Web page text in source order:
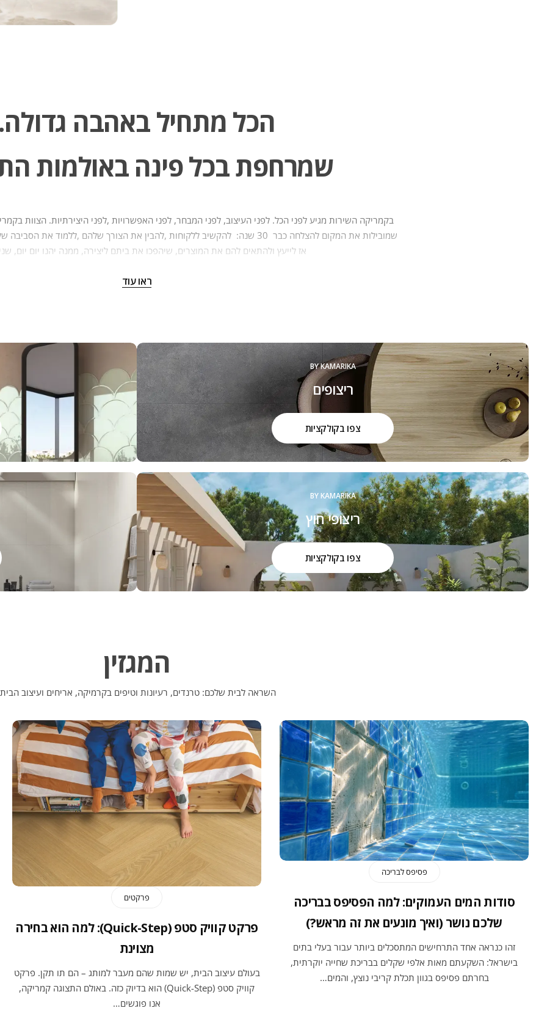
הכל מתחיל באהבה
שמרחפת בכל פינה באולמות
בקמריקה‭ ‬השירות‭
‬שמובילות‭ ‬את‭ ‬המקום‭ ‬להצלחה‭ ‬כבר‭ ‬30 ‭ ‬שנה:‭
‬אז‭ ‬לייעץ‭ ‬ולהתאים‭ ‬להם‭ ‬את‭ ‬המוצרים,‭ ‬שיהפכו‭ ‬את‭ ‬ביתם‭ ‬ליצירה,‭ ‬ממנה‭ ‬יהנו‭ ‬יום יום, שנים‭ ‬רבות.‭ ‬
המוצרים, ההבדל בינהם והיכולת להתאים ולחבר בין הסגנונות, העיצובים
ראו עוד
BY KAMARIKA
ריצופים
צפו בקולקציות
BY KAMARIKA
ריצופי חוץ
צפו בקולקציות
המגזין
השראה לבית שלכם: טרנדים, רעיונות וטיפים בקרמיקה, אריחים ועיצוב
פסיפס לבריכה
סודות המים העמוקים: למה הפסיפס בבריכה
שלכם נושר (ואיך מונעים את זה מראש?)
זהו כנראה אחד התרחישים המתסכלים ביותר עבור בעלי בתים
בישראל: השקעתם מאות אלפי שקלים בבריכת שחייה יוקרתית,
בחרתם פסיפס בגוון תכלת קריבי נוצץ, והמים…
פרקטים
פרקט קוויק סטפ (Quick-Step): למה הוא בחירה
מצוינת
בעולם עיצוב הבית, יש שמות שהם מעבר למותג – הם תו תקן. פרקט
קוויק סטפ (Quick-Step) הוא בדיוק כזה. באולם התצוגה קמריקה,
אנו פוגשים…